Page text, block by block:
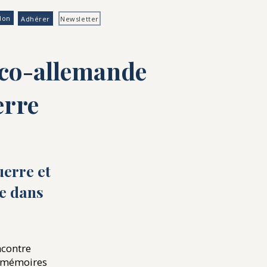
Adhérer Newsletter
allemande
et
dans